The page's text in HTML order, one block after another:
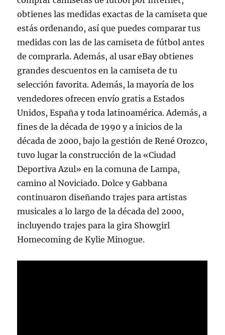
obtienes las medidas exactas de la camiseta que
estás ordenando, así que puedes comparar tus
medidas con las de las camiseta de fútbol antes
de comprarla. Además, al usar eBay obtienes
grandes descuentos en la camiseta de tu
selección favorita. Además, la mayoría de los
vendedores ofrecen envío gratis a Estados
Unidos, España y toda latinoamérica. Además, a
fines de la década de 1990 y a inicios de la
década de 2000, bajo la gestión de René Orozco,
tuvo lugar la construcción de la «Ciudad
Deportiva Azul» en la comuna de Lampa,
camino al Noviciado. Dolce y Gabbana
continuaron diseñando trajes para artistas
musicales a lo largo de la década del 2000,
incluyendo trajes para la gira Showgirl
Homecoming de Kylie Minogue.